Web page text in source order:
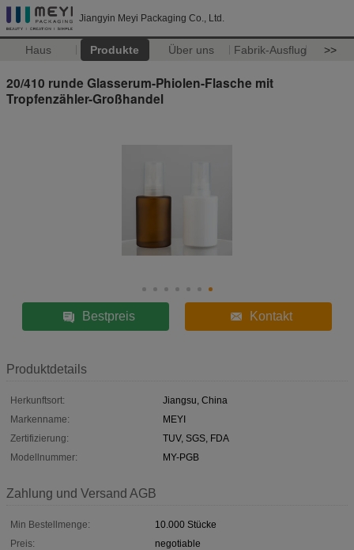
Jiangyin Meyi Packaging Co., Ltd.
Haus Produkte Über uns Fabrik-Ausflug >>
20/410 runde Glasserum-Phiolen-Flasche mit
Tropfenzähler-Großhandel
Bestpreis Kontakt
Produktdetails
Herkunftsort:
Jiangsu, China
Markenname:
MEYI
Zertifizierung:
TUV, SGS, FDA
Modellnummer:
MY-PGB
Zahlung und Versand AGB
Min Bestellmenge:
10.000 Stücke
Preis:
negotiable